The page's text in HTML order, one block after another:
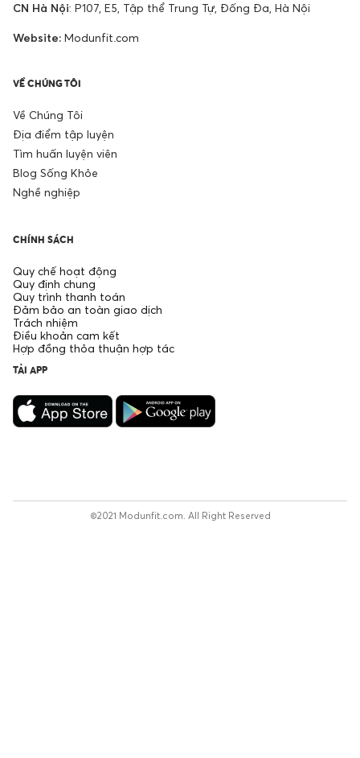
CN Hà Nội: P107, E5, Tập thể Trung Tự, Đống Đa, Hà Nội
Website: Modunfit.com
VỀ CHÚNG TÔI
Về Chúng Tôi
Địa điểm tập luyện
Tìm huấn luyện viên
Blog Sống Khỏe
Nghề nghiệp
CHÍNH SÁCH
Quy chế hoạt động
Quy định chung
Quy trình thanh toán
Đảm bảo an toàn giao dịch
Trách nhiệm
Điều khoản cam kết
Hợp đồng thỏa thuận hợp tác
TẢI APP
©2021 Modunfit.com. All Right Reserved